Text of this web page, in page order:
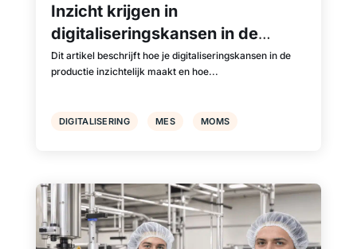
Inzicht krijgen in
digitaliseringskansen in de
productie
DIGITALISERING MES MOMS
Dit artikel beschrijft hoe je digitaliseringskansen in de
productie inzichtelijk maakt en hoe...